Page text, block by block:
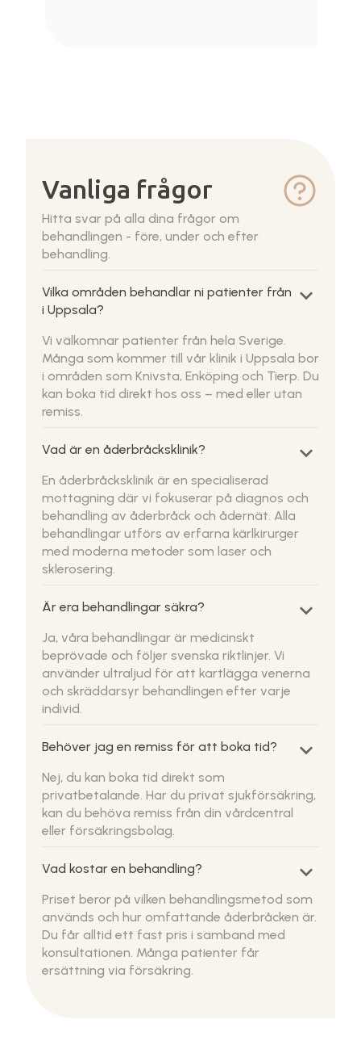
Vanliga frågor
Hitta svar på alla dina frågor om
behandlingen - före, under och efter
behandling.
Vilka områden behandlar ni patienter från
i Uppsala?
keyboard_arrow_down
Vi välkomnar patienter från hela Sverige.
Många som kommer till vår klinik i Uppsala bor
i områden som Knivsta, Enköping och Tierp. Du
kan boka tid direkt hos oss – med eller utan
remiss.
Vad är en åderbråcksklinik? keyboard_arrow_down
En åderbråcksklinik är en specialiserad
mottagning där vi fokuserar på diagnos och
behandling av åderbråck och ådernät. Alla
behandlingar utförs av erfarna kärlkirurger
med moderna metoder som laser och
sklerosering.
Är era behandlingar säkra? keyboard_arrow_down
Ja, våra behandlingar är medicinskt
beprövade och följer svenska riktlinjer. Vi
använder ultraljud för att kartlägga venerna
och skräddarsyr behandlingen efter varje
individ.
Behöver jag en remiss för att boka tid? keyboard_arrow_down
Nej, du kan boka tid direkt som
privatbetalande. Har du privat sjukförsäkring,
kan du behöva remiss från din vårdcentral
eller försäkringsbolag.
Vad kostar en behandling? keyboard_arrow_down
Priset beror på vilken behandlingsmetod som
används och hur omfattande åderbråcken är.
Du får alltid ett fast pris i samband med
konsultationen. Många patienter får
ersättning via försäkring.